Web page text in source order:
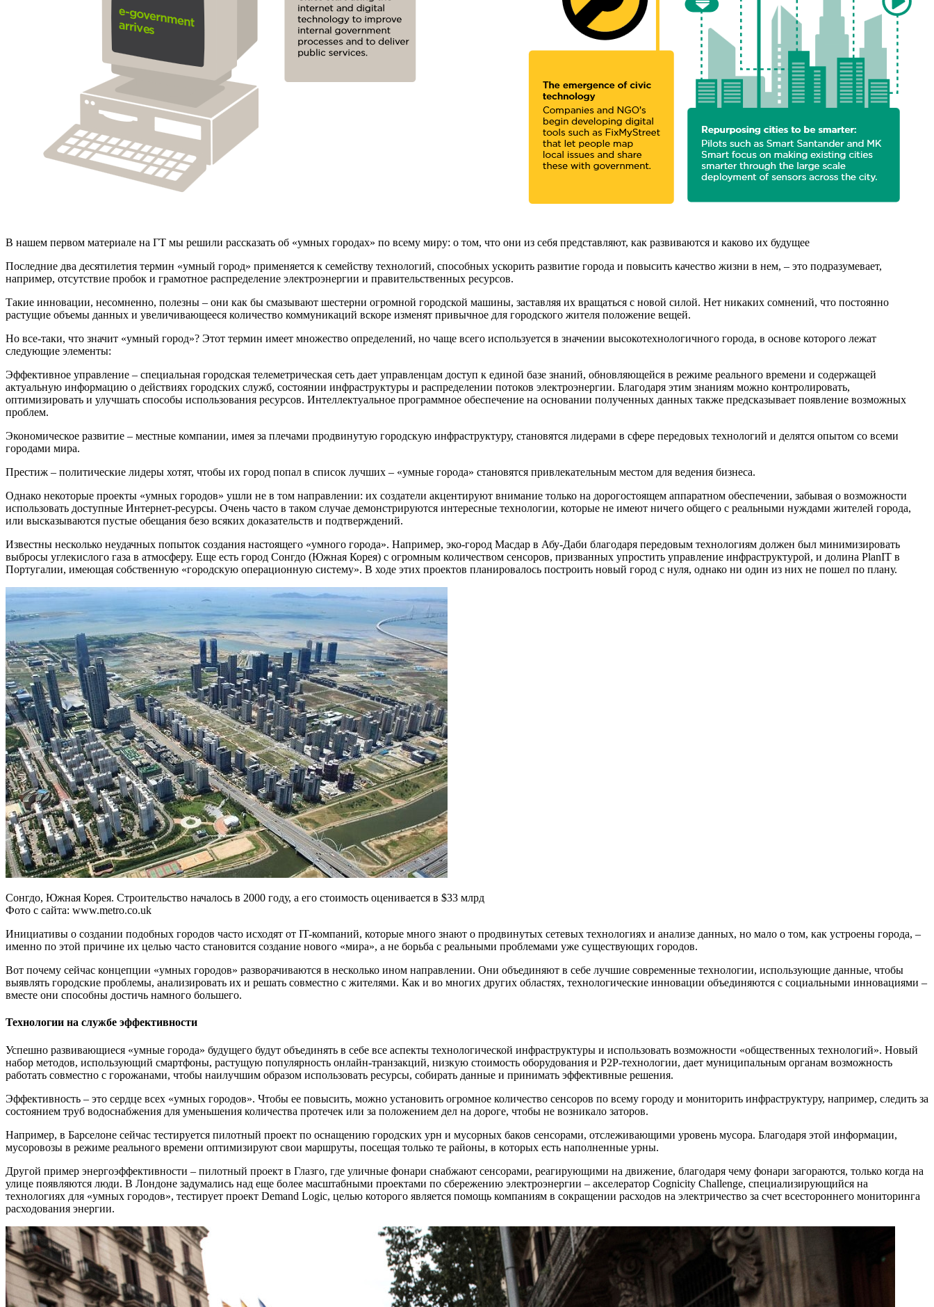
В нашем первом материале на ГТ мы решили рассказать об «умных городах» по всему миру: о том, что они из себя представляют, как развиваются и каково их будущее
Последние два десятилетия термин «умный город» применяется к семейству технологий, способных ускорить развитие города и повысить качество жизни в нем, – это подразумевает,
например, отсутствие пробок и грамотное распределение электроэнергии и правительственных ресурсов.
Такие инновации, несомненно, полезны – они как бы смазывают шестерни огромной городской машины, заставляя их вращаться с новой силой. Нет никаких сомнений, что постоянно
растущие объемы данных и увеличивающееся количество коммуникаций вскоре изменят привычное для городского жителя положение вещей.
Но все-таки, что значит «умный город»? Этот термин имеет множество определений, но чаще всего используется в значении высокотехнологичного города, в основе которого лежат
следующие элементы:
Эффективное управление – специальная городская телеметрическая сеть дает управленцам доступ к единой базе знаний, обновляющейся в режиме реального времени и содержащей
актуальную информацию о действиях городских служб, состоянии инфраструктуры и распределении потоков электроэнергии. Благодаря этим знаниям можно контролировать,
оптимизировать и улучшать способы использования ресурсов. Интеллектуальное программное обеспечение на основании полученных данных также предсказывает появление возможных
проблем.
Экономическое развитие – местные компании, имея за плечами продвинутую городскую инфраструктуру, становятся лидерами в сфере передовых технологий и делятся опытом со всеми
городами мира.
Престиж – политические лидеры хотят, чтобы их город попал в список лучших – «умные города» становятся привлекательным местом для ведения бизнеса.
Однако некоторые проекты «умных городов» ушли не в том направлении: их создатели акцентируют внимание только на дорогостоящем аппаратном обеспечении, забывая о возможности
использовать доступные Интернет-ресурсы. Очень часто в таком случае демонстрируются интересные технологии, которые не имеют ничего общего с реальными нуждами жителей города,
или высказываются пустые обещания безо всяких доказательств и подтверждений.
Известны несколько неудачных попыток создания настоящего «умного города». Например, эко-город Масдар в Абу-Даби благодаря передовым технологиям должен был минимизировать
выбросы углекислого газа в атмосферу. Еще есть город Сонгдо (Южная Корея) с огромным количеством сенсоров, призванных упростить управление инфраструктурой, и долина PlanIT в
Португалии, имеющая собственную «городскую операционную систему». В ходе этих проектов планировалось построить новый город с нуля, однако ни один из них не пошел по плану.
Сонгдо, Южная Корея. Строительство началось в 2000 году, а его стоимость оценивается в $33 млрд
Фото с сайта: www.metro.co.uk
Инициативы о создании подобных городов часто исходят от IT-компаний, которые много знают о продвинутых сетевых технологиях и анализе данных, но мало о том, как устроены города, –
именно по этой причине их целью часто становится создание нового «мира», а не борьба с реальными проблемами уже существующих городов.
Вот почему сейчас концепции «умных городов» разворачиваются в несколько ином направлении. Они объединяют в себе лучшие современные технологии, использующие данные, чтобы
выявлять городские проблемы, анализировать их и решать совместно с жителями. Как и во многих других областях, технологические инновации объединяются с социальными инновациями –
вместе они способны достичь намного большего.
Технологии на службе эффективности
Успешно развивающиеся «умные города» будущего будут объединять в себе все аспекты технологической инфраструктуры и использовать возможности «общественных технологий». Новый
набор методов, использующий смартфоны, растущую популярность онлайн-транзакций, низкую стоимость оборудования и P2P-технологии, дает муниципальным органам возможность
работать совместно с горожанами, чтобы наилучшим образом использовать ресурсы, собирать данные и принимать эффективные решения.
Эффективность – это сердце всех «умных городов». Чтобы ее повысить, можно установить огромное количество сенсоров по всему городу и мониторить инфраструктуру, например, следить за
состоянием труб водоснабжения для уменьшения количества протечек или за положением дел на дороге, чтобы не возникало заторов.
Например, в Барселоне сейчас тестируется пилотный проект по оснащению городских урн и мусорных баков сенсорами, отслеживающими уровень мусора. Благодаря этой информации,
мусоровозы в режиме реального времени оптимизируют свои маршруты, посещая только те районы, в которых есть наполненные урны.
Другой пример энергоэффективности – пилотный проект в Глазго, где уличные фонари снабжают сенсорами, реагирующими на движение, благодаря чему фонари загораются, только когда на
улице появляются люди. В Лондоне задумались над еще более масштабными проектами по сбережению электроэнергии – акселератор Cognicity Challenge, специализирующийся на
технологиях для «умных городов», тестирует проект Demand Logic, целью которого является помощь компаниям в сокращении расходов на электричество за счет всестороннего мониторинга
расходования энергии.